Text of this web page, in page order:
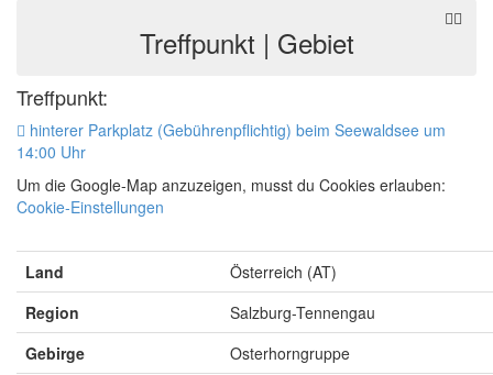
Treffpunkt | Gebiet
Treffpunkt:
hinterer Parkplatz (Gebührenpflichtig) beim Seewaldsee um
14:00 Uhr
Um die Google-Map anzuzeigen, musst du Cookies erlauben:
Cookie-Einstellungen
Land
Österreich (AT)
Region
Salzburg-Tennengau
Gebirge
Osterhorngruppe